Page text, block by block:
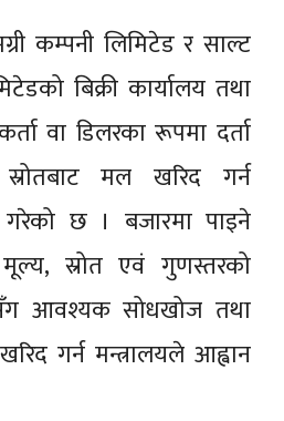
कम्पनी लिमिटेड र साल्ट
बिक्री कार्यालय तथा
वा डिलरका रूपमा दर्ता
स्रोतबाट मल खरिद गर्न
छ । बजारमा पाइने
स्रोत एवं गुणस्तरको
आवश्यक सोधखोज तथा
गर्न मन्त्रालयले आह्वान